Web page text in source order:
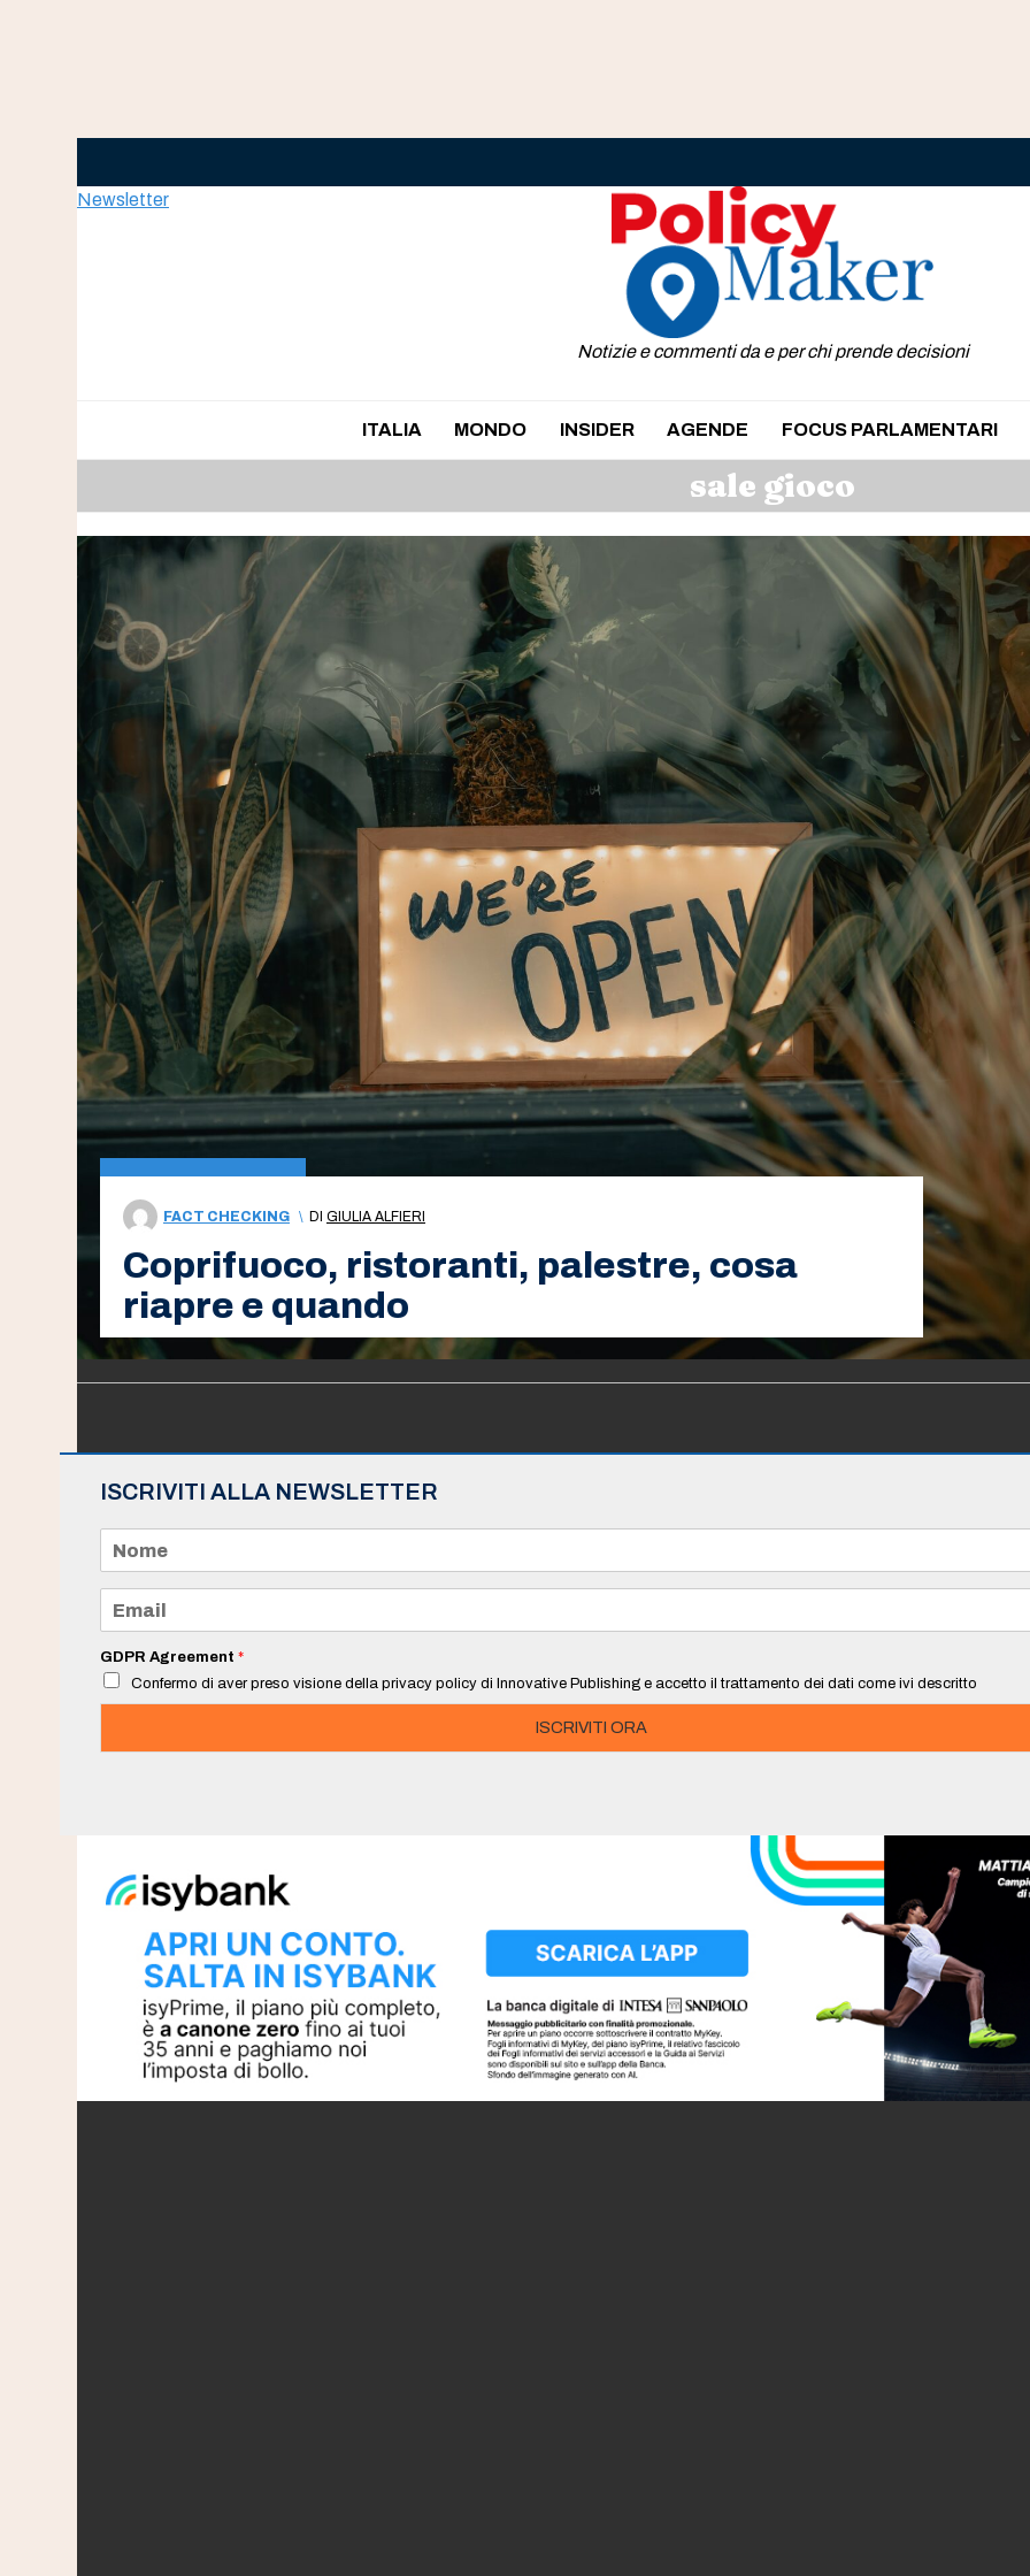
Newsletter
Notizie e commenti da e per chi prende decisioni
ITALIA MONDO INSIDER AGENDE FOCUS PARLAMENTARI
sale gioco
FACT CHECKING \ DI GIULIA ALFIERI
Coprifuoco, ristoranti, palestre, cosa
riapre e quando
ISCRIVITI ALLA NEWSLETTER
m
e
a
i
*
GDPR Agreement *
Confermo di aver preso visione della privacy policy di Innovative Publishing e accetto il trattamento dei dati come ivi descritto
ISCRIVITI ORA